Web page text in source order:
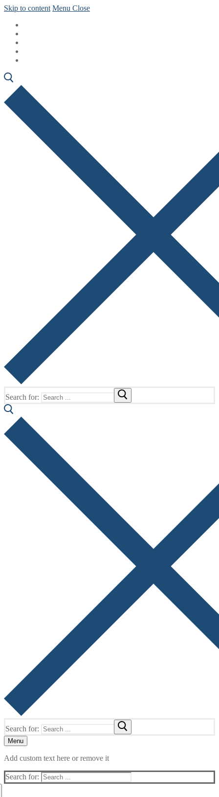
Skip to content Menu Close
Search for:
Search for:
Menu
Add custom text here or remove it
Search for: